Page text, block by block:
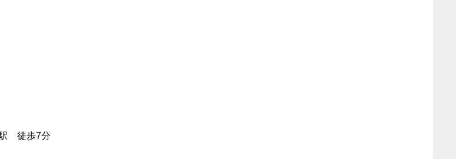
駅 徒歩7分